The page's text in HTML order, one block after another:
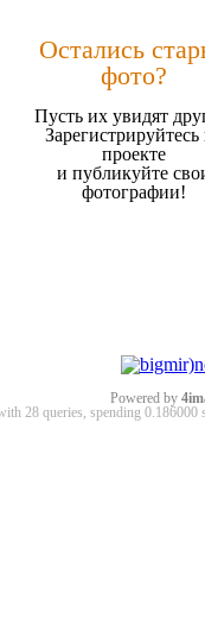
Остались
фото?
Пусть их увидят
Зарегистрируйтесь
проекте
и публикуйте
фотографии!
Powered by
28 queries, spending